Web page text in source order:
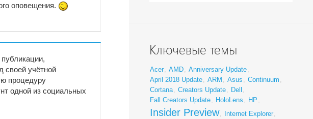
оповещения.
своей учётной
процедуру
одной из социальных
Ключевые темы
Acer, AMD, Anniversary Update,
April 2018 Update, ARM , Asus , Continuum ,
Cortana, Creators Update, Dell ,
Fall Creators Update, HoloLens , HP ,
Insider Preview, Internet Explorer,